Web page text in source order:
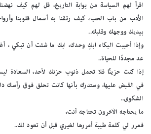
اقرأ لهم السياسة من بوابة التاريخ، قل لهم كيف
الأدب من باب الحب، كيف رتقنا به أسمال قلوبنا
بيديك ووجهك وقلبك..
وإذا أحببت البكاء ابكِ وحدك، ابك ما شئت أن تبكي ،
عد مجددًا للحياة..
إذا كنت حزينًا فلا تحمل ذنوب حزنك لأحد، السعادة
في القبض عليها، وستدرك بأنها كانت تحلق فوق رأسك
الشكوى..
ما يحتاجه الآخرون تحتاجه أنت،
فمرر لي كلمة طيبة أمررها لغيري قبل أن تعود لك..